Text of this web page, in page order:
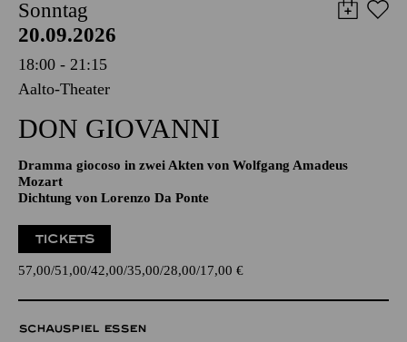
Sonntag
20.09.2026
18:00 - 21:15
Aalto-Theater
DON GIO­VANNI
Dramma giocoso in zwei Akten von Wolfgang Amadeus
Mozart
Dichtung von Lorenzo Da Ponte
TICKETS
57,00 51,00 42,00 35,00 28,00 17,00 €
SCHAUSPIEL ESSEN